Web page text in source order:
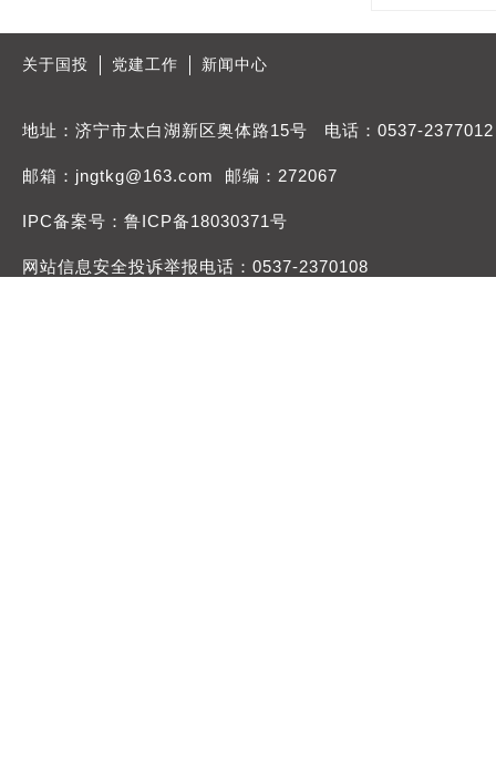
关于国投 党建工作 新闻中心
地址：济宁市太白湖新区奥体路15号 电话：0537-2377012
邮箱：jngtkg@163.com 邮编：272067
IPC备案号：鲁ICP备18030371号
网站信息安全投诉举报电话：0537-2370108